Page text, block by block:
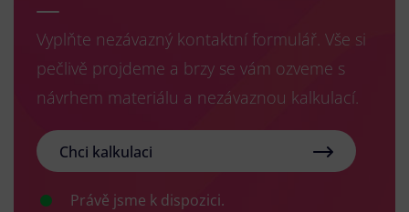
Vyplňte nezávazný kontaktní formulář. Vše si
pečlivě projdeme a brzy se vám ozveme s
návrhem materiálu a nezávaznou kalkulací.
Chci kalkulaci
Právě jsme k dispozici.